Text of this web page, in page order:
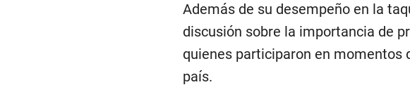
Además de su desempeño en la
discusión sobre la importancia de
quienes participaron en momentos
país.